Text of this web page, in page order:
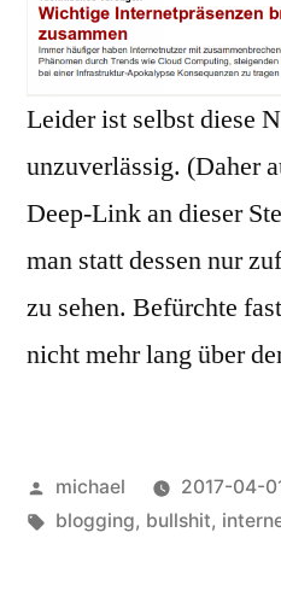
Leider ist selbst diese
unzuverlässig. (Daher
Deep-Link an dieser
man statt dessen nur
zu sehen. Befürchte
nicht mehr lang über
Posted
by
michael 2017-04-
Tags:
blogging, bullshit,